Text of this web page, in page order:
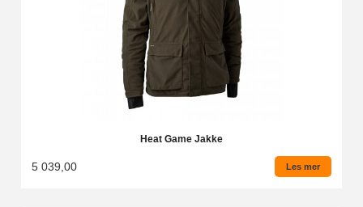
Heat Game Jakke
5 039,00 Les mer